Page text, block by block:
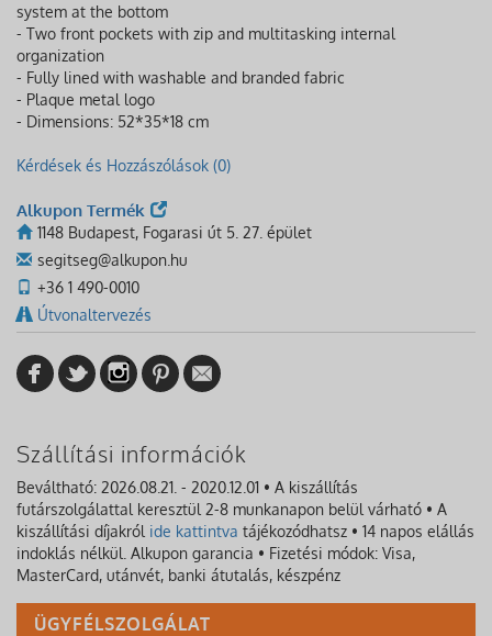
system at the bottom
- Two front pockets with zip and multitasking internal
organization
- Fully lined with washable and branded fabric
- Plaque metal logo
- Dimensions: 52*35*18 cm
Kérdések és Hozzászólások (0)
Alkupon Termék
1148 Budapest, Fogarasi út 5. 27. épület
segitseg@alkupon.hu
+36 1 490-0010
Útvonaltervezés
Szállítási információk
Beváltható: 2026.08.21. - 2020.12.01 • A kiszállítás
futárszolgálattal keresztül 2-8 munkanapon belül várható • A
kiszállítási díjakról ide kattintva tájékozódhatsz • 14 napos elállás
indoklás nélkül. Alkupon garancia • Fizetési módok: Visa,
MasterCard, utánvét, banki átutalás, készpénz
ÜGYFÉLSZOLGÁLAT